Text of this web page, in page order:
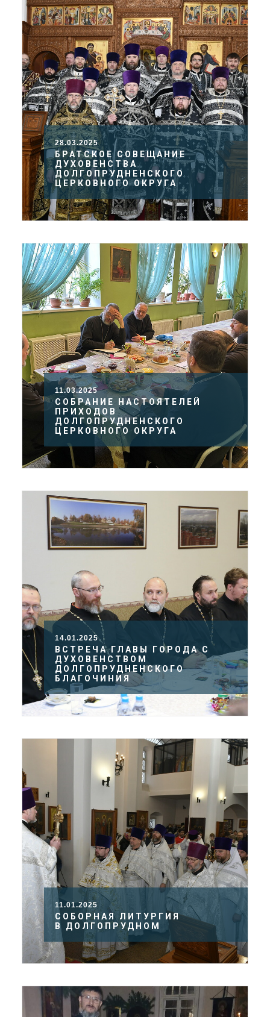
28.03.2025
БРАТСКОЕ СОВЕЩАНИЕ
ДУХОВЕНСТВА
ДОЛГОПРУДНЕНСКОГО
ЦЕРКОВНОГО ОКРУГА
11.03.2025
СОБРАНИЕ НАСТОЯТЕЛЕЙ
ПРИХОДОВ
ДОЛГОПРУДНЕНСКОГО
ЦЕРКОВНОГО ОКРУГА
14.01.2025
ВСТРЕЧА ГЛАВЫ ГОРОДА С
ДУХОВЕНСТВОМ
ДОЛГОПРУДНЕНСКОГО
БЛАГОЧИНИЯ
11.01.2025
СОБОРНАЯ ЛИТУРГИЯ
В ДОЛГОПРУДНОМ